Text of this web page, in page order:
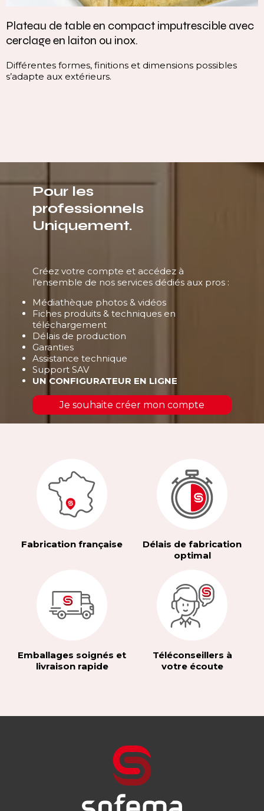
Plateau de table en compact imputrescible avec
cerclage en laiton ou inox.
Différentes formes, finitions et dimensions possibles
s’adapte aux extérieurs.
Pour les
professionnels
Uniquement.
Créez votre compte et accédez à
l’ensemble de nos services dédiés aux pros :
Médiathèque photos & vidéos
Fiches produits & techniques en
téléchargement
Délais de production
Garanties
Assistance technique
Support SAV
UN CONFIGURATEUR EN LIGNE
Je souhaite créer mon compte
Fabrication française
Délais de fabrication
optimal
Emballages soignés et
livraison rapide
Téléconseillers à
votre écoute